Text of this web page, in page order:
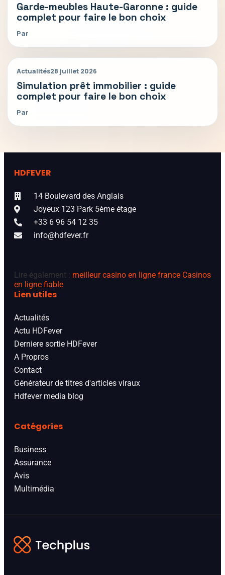
Garde-meubles Haute-Garonne : guide
complet pour faire le bon choix
Par
Actualités28 juillet 2026
Simulation prêt immobilier : guide
complet pour faire le bon choix
Par
HDFEVER
14 Boulevard des Anglais
Joyeux 123 Park 5ème étage
+33 6 96 54 12 35
info@hdfever.fr
Lire également : meilleur casino en ligne france Casinos
en ligne fiable
Lien utiles
Actualités
Actu HDFever
Derniere sortie HDFever
A Propros
Contact
Générateur de titres d'articles viraux
Hdfever media blog
Catégories
Business
Assurance
Avis
Multimédia